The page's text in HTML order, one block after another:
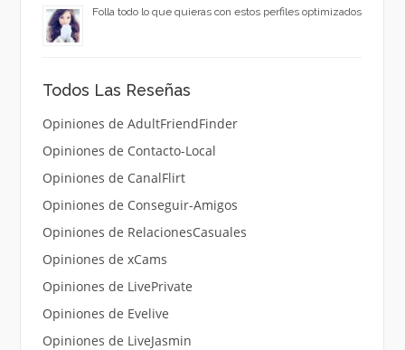
Folla todo lo que quieras con estos perfiles optimizados
Todos Las Reseñas
Opiniones de AdultFriendFinder
Opiniones de Contacto-Local
Opiniones de CanalFlirt
Opiniones de Conseguir-Amigos
Opiniones de RelacionesCasuales
Opiniones de xCams
Opiniones de LivePrivate
Opiniones de Evelive
Opiniones de LiveJasmin